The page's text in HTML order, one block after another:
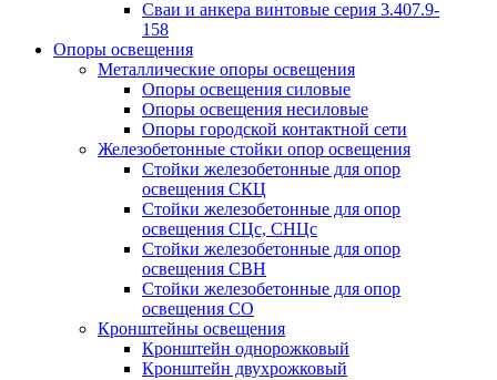
Сваи и анкера винтовые серия 3.407.9-
158
Опоры освещения
Металлические опоры освещения
Опоры освещения силовые
Опоры освещения несиловые
Опоры городской контактной сети
Железобетонные стойки опор освещения
Стойки железобетонные для опор
освещения СКЦ
Стойки железобетонные для опор
освещения СЦс, СНЦс
Стойки железобетонные для опор
освещения СВН
Стойки железобетонные для опор
освещения СО
Кронштейны освещения
Кронштейн однорожковый
Кронштейн двухрожковый